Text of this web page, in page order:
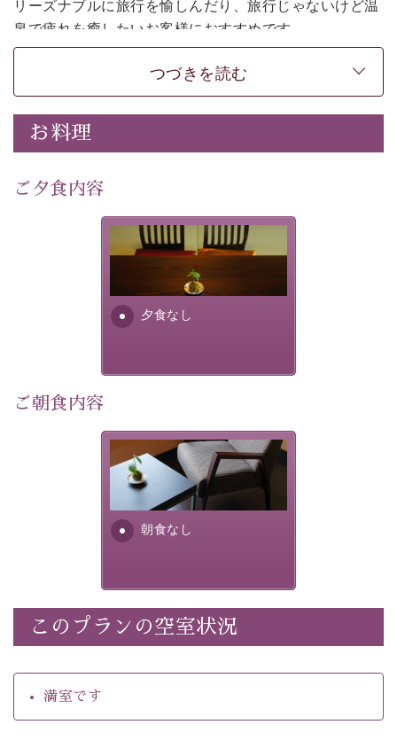
リーズナブルに旅行を愉しんだり、旅行じゃないけど温
泉で疲れを癒したいお客様におすすめです。
和モダンの落ち着くお部屋でお休みください。
-----------【安心への取り組み】----------
個室料亭、貸切風呂のご利用が可能な上、 安心安全にご
徹底した衛生管理を行っております。
-------------------------------------------------
・諏訪大社4社を巡る無料参拝バス（事前予約制）
・館内着をご用意
・駐車場完備
・チェックイン15時、チェックアウト10時
自家源泉「美翠源泉」は酸化の進みが遅く新鮮で若返り
の効果が高い、極めて希有な源泉です。身も心も癒され
るご入浴をお愉しみください。
温泉の成分に合わせ、防菌防カビの特殊素材の畳を使
用。 足元が柔らかく、そして滑りにくい畳のお風呂で
ご了承のほどお願いいたします。
つづきを読む
お料理
ご夕食内容
夕食なし
夕食なしご夕食を追加される
場合は、二食付きのプランを
お選びくださいませ。
ご朝食内容
朝食なし
朝食なし。ご朝食を付ける場
合は朝食付きのプランをお選
びくださいませ。
このプランの空室状況
満室です